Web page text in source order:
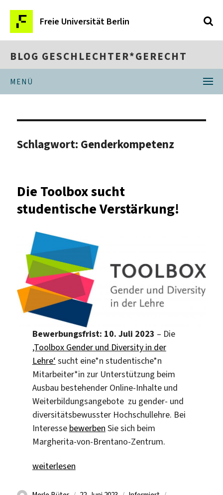
Freie Universität Berlin
BLOG GESCHLECHTER*GERECHT
MENÜ
Schlagwort: Genderkompetenz
Die Toolbox sucht
studentische Verstärkung!
Bewerbungsfrist: 10. Juli 2023 – Die
‚Toolbox Gender und Diversity in der
Lehre‘ sucht eine*n studentische*n
Mitarbeiter*in zur Unterstützung beim
Ausbau bestehender Online-Inhalte und
Weiterbildungsangebote zu gender- und
diversitätsbewusster Hochschullehre. Bei
Interesse bewerben Sie sich beim
Margherita-von-Brentano-Zentrum.
„Die Toolbox sucht studentische Verstärkung!“
weiterlesen